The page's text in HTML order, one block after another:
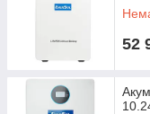
52